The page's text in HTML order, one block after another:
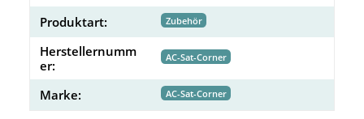
Produktart: Zubehör
Herstellernumm
er:
AC-Sat-Corner
Marke: AC-Sat-Corner